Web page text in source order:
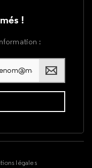
!
:
légales